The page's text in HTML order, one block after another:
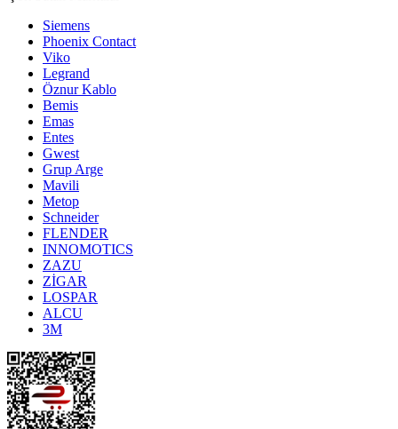
Siemens
Phoenix Contact
Viko
Legrand
Öznur Kablo
Bemis
Emas
Entes
Gwest
Grup Arge
Mavili
Metop
Schneider
FLENDER
INNOMOTICS
ZAZU
ZİGAR
LOSPAR
ALCU
3M